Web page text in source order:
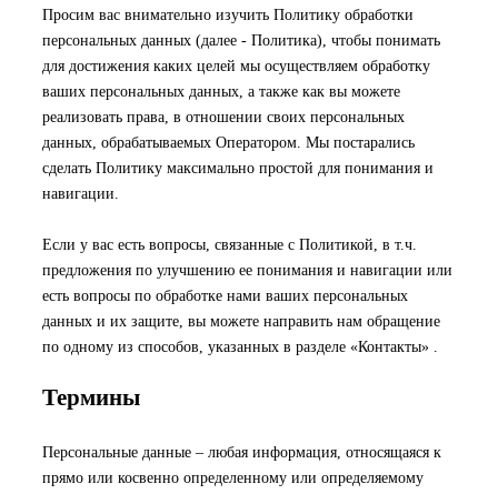
Просим вас внимательно изучить Политику обработки
персональных данных (далее - Политика), чтобы понимать
для достижения каких целей мы осуществляем обработку
ваших персональных данных, а также как вы можете
реализовать права, в отношении своих персональных
данных, обрабатываемых Оператором. Мы постарались
сделать Политику максимально простой для понимания и
навигации.
Если у вас есть вопросы, связанные с Политикой, в т.ч.
предложения по улучшению ее понимания и навигации или
есть вопросы по обработке нами ваших персональных
данных и их защите, вы можете направить нам обращение
по одному из способов, указанных в разделе «Контакты» .
Термины
Персональные данные – любая информация, относящаяся к
прямо или косвенно определенному или определяемому